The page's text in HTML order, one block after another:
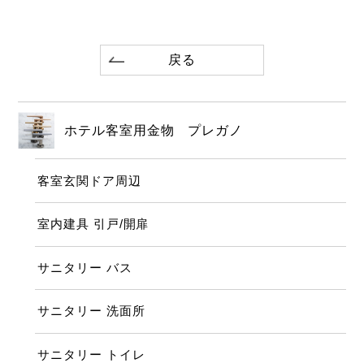
戻る
ホテル客室用金物 プレガノ
客室玄関ドア周辺
室内建具 引戸/開扉
サニタリー バス
サニタリー 洗面所
サニタリー トイレ